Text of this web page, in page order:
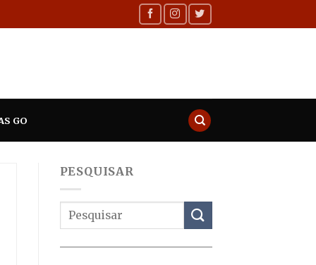
GO
PESQUISAR